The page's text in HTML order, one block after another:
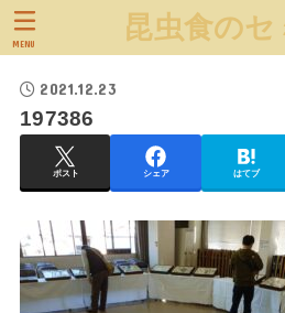
昆虫食のセ
MENU
2021.12.23
197386
ポスト シェア はてブ